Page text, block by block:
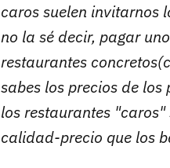
caros suelen invitarnos
no la sé decir, pagar
restaurantes
sabes los precios de
los restaurantes
calidad-precio que los